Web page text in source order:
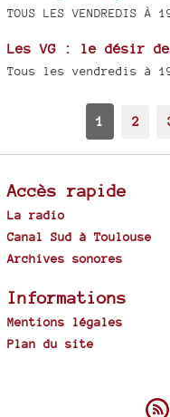
TOUS LES VENDREDIS
Les VG : le désir
Tous les vendredis à
1 2
Accès rapide
La radio
Canal Sud à Toulouse
Archives sonores
Informations
Mentions légales
Plan du site